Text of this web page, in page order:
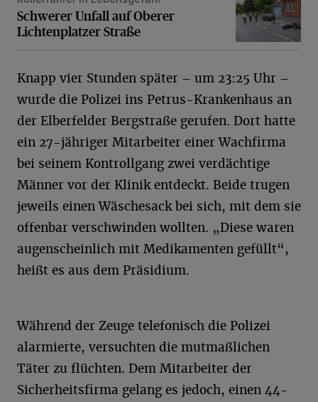
Schwerer Unfall auf Oberer
Lichtenplatzer Straße
Knapp vier Stunden später – um 23:25 Uhr –
wurde die Polizei ins Petrus-Krankenhaus an
der Elberfelder Bergstraße gerufen. Dort hatte
ein 27-jähriger Mitarbeiter einer Wachfirma
bei seinem Kontrollgang zwei verdächtige
Männer vor der Klinik entdeckt. Beide trugen
jeweils einen Wäschesack bei sich, mit dem sie
offenbar verschwinden wollten. „Diese waren
augenscheinlich mit Medikamenten gefüllt“,
heißt es aus dem Präsidium.
Während der Zeuge telefonisch die Polizei
alarmierte, versuchten die mutmaßlichen
Täter zu flüchten. Dem Mitarbeiter der
Sicherheitsfirma gelang es jedoch, einen 44-